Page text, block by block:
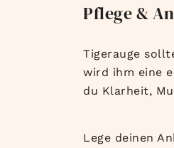
Pflege &
Tigerauge
wird ihm eine
du Klarheit,
Lege deinen